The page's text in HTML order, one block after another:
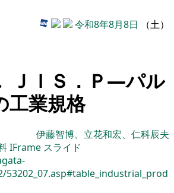
令和8年8月8日 （土）
ＪＩＳ．Ｐ―パル
工業規格
伊藤智博、立花和宏、仁科辰夫
IFrame スライド
53202_07.asp#table_industrial_prod